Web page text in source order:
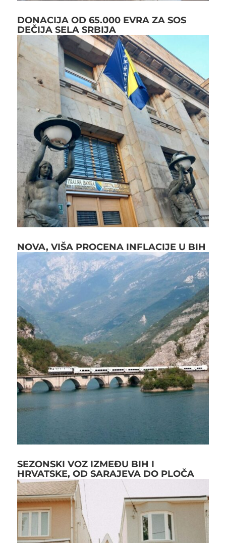
DONACIJA OD 65.000 EVRA ZA SOS
DEČIJA SELA SRBIJA
NOVA, VIŠA PROCENA INFLACIJE U BIH
SEZONSKI VOZ IZMEĐU BIH I
HRVATSKE, OD SARAJEVA DO PLOČA